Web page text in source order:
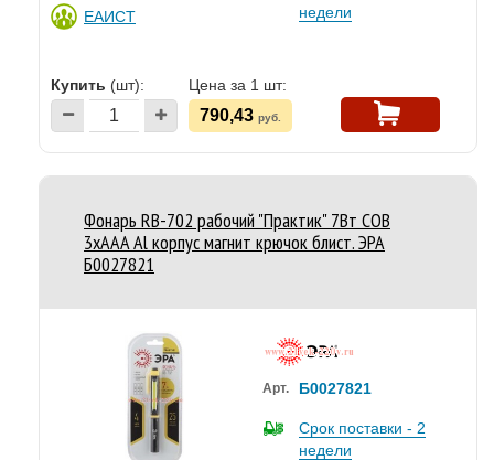
ЕАИСТ
недели
Купить (шт): Цена за 1 шт:
790,43 руб.
Фонарь RB-702 рабочий "Практик" 7Вт COB
3xAAA Al корпус магнит крючок блист. ЭРА
Б0027821
Арт. Б0027821
Срок поставки - 2
недели